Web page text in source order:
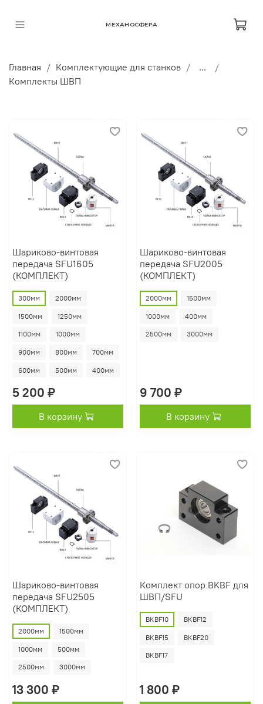
МЕХАНОСФЕРА
Главная Комплектующие для станков
...
Комплекты ШВП
Шариково-винтовая
передача SFU1605
(КОМПЛЕКТ)
300мм 2000мм
1500мм 1250мм
1100мм 1000мм
900мм 800мм 700мм
600мм 500мм 400мм
5 200 ₽
В корзину
Шариково-винтовая
передача SFU2005
(КОМПЛЕКТ)
2000мм 1500мм
1000мм 400мм
2500мм 3000мм
9 700 ₽
В корзину
Шариково-винтовая
передача SFU2505
(КОМПЛЕКТ)
2000мм 1500мм
1000мм 500мм
2500мм 3000мм
13 300 ₽
Комплект опор BKBF для
ШВП/SFU
BKBF10 BKBF12
BKBF15 BKBF20
BKBF17
1 800 ₽